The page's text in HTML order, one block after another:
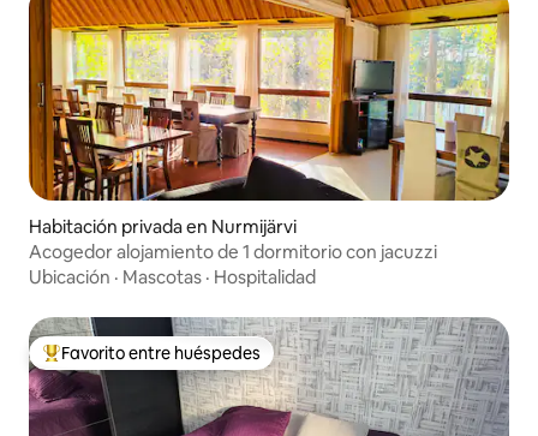
Habitación privada en Nurmijärvi
Acogedor alojamiento de 1 dormitorio con jacuzzi
Ubicación · Mascotas · Hospitalidad
Favorito entre huéspedes preferido
Favorito entre huéspedes